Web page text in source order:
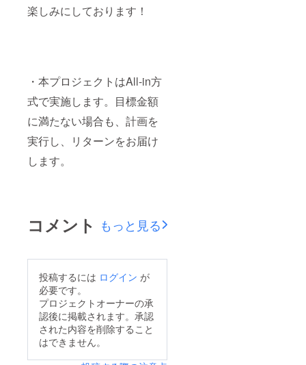
楽しみにしております！
・本プロジェクトはAll-in方
式で実施します。目標金額
に満たない場合も、計画を
実行し、リターンをお届け
します。
コメント もっと見る
投稿するには ログイン が
必要です。
プロジェクトオーナーの承
認後に掲載されます。承認
された内容を削除すること
はできません。